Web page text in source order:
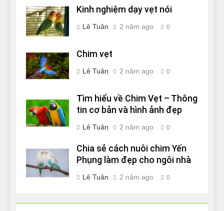
Kinh nghiệm dạy vẹt nói
Lê Tuân 2 năm ago 0
Chim vẹt
Lê Tuân 2 năm ago 0
Tìm hiểu về Chim Vẹt – Thông
tin cơ bản và hình ảnh đẹp
Lê Tuân 2 năm ago 0
Chia sẻ cách nuôi chim Yến
Phụng làm đẹp cho ngôi nhà
Lê Tuân 2 năm ago 0